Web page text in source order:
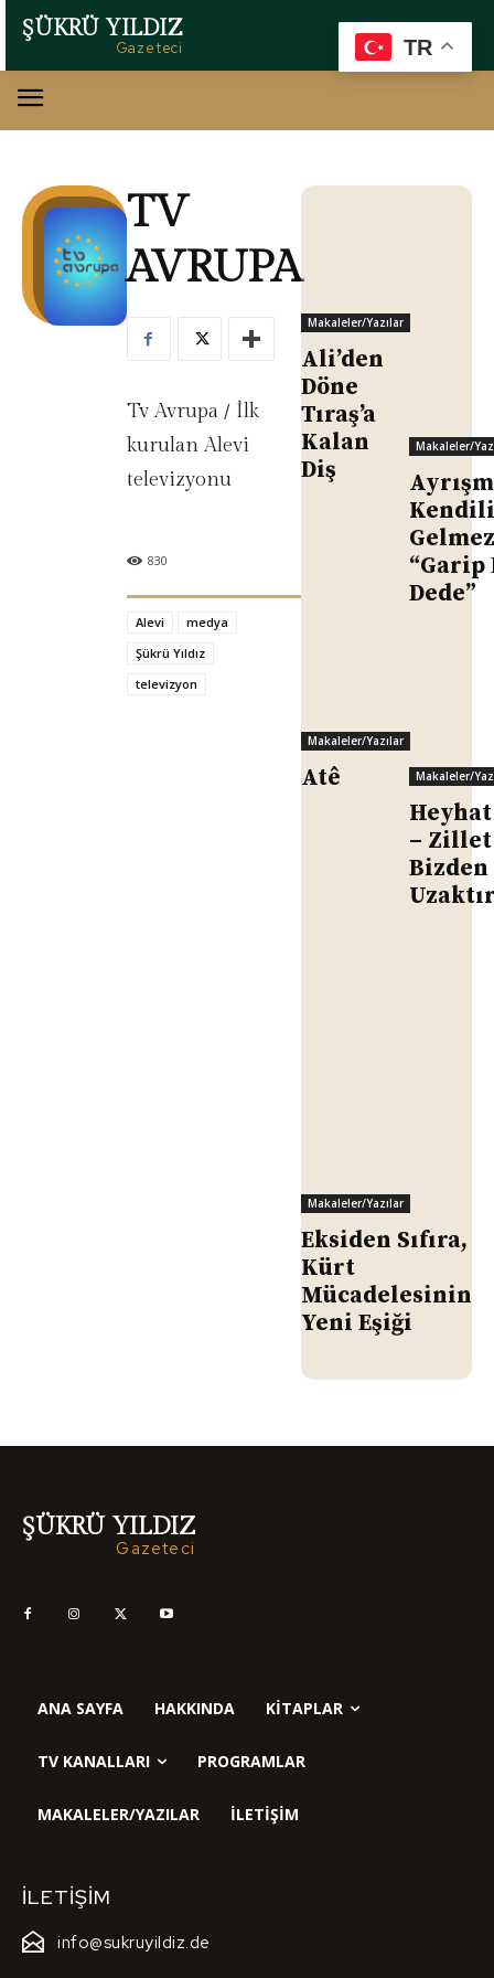
ŞÜKRÜ YILDIZ
Gazeteci
TV
AVRUPA
Tv Avrupa / İlk
kurulan Alevi
televizyonu
830
Alevi
medya
Şükrü Yıldız
televizyon
Makaleler/Yazılar
Ali’den
Döne
Tıraş’a
Kalan
Diş
Makaleler/
Gelmez
“Garip
Dede”
Makaleler/Yazılar
Atê Makaleler/
Heyhat
– Zillet
Bizden
Makaleler/Yazılar
Eksiden Sıfıra,
Kürt
Mücadelesinin
Yeni Eşiği
ŞÜKRÜ YILDIZ
Gazeteci
ANA SAYFA HAKKINDA KITAPLAR
TV KANALLARI PROGRAMLAR
MAKALELER/YAZILAR İLETIŞIM
İLETIŞIM
info@sukruyildiz.de
TR